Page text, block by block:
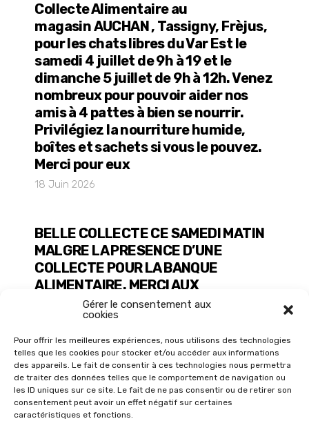
Gérer le consentement aux
cookies
Pour offrir les meilleures expériences, nous utilisons des technologies
telles que les cookies pour stocker et/ou accéder aux informations
des appareils. Le fait de consentir à ces technologies nous permettra
de traiter des données telles que le comportement de navigation ou
les ID uniques sur ce site. Le fait de ne pas consentir ou de retirer son
consentement peut avoir un effet négatif sur certaines
caractéristiques et fonctions.
Collecte Alimentaire au
magasin AUCHAN , Tassigny, Frèjus,
pour les chats libres du Var Est le
samedi 4 juillet de 9h à 19 et le
dimanche 5 juillet de 9h à 12h. Venez
nombreux pour pouvoir aider nos
amis à 4 pattes à bien se nourrir.
Privilégiez la nourriture humide,
boîtes et sachets si vous le pouvez.
Merci pour eux
18 Juin 2026
BELLE COLLECTE CE SAMEDI MATIN
MALGRE LA PRESENCE D’UNE
COLLECTE POUR LA BANQUE
ALIMENTAIRE. MERCI AUX
DONATEURS
6 Juin 2026